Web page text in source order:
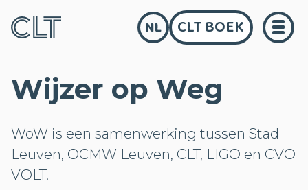
NL CLT BOEK
Wijzer op Weg
WoW is een samenwerking tussen Stad
Leuven, OCMW Leuven, CLT, LIGO en CVO
VOLT.